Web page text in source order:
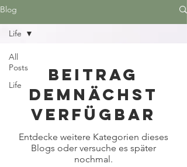
Blog
All
Posts
Life
Life
Beitrag
demnächst
verfügbar
Entdecke weitere Kategorien dieses
Blogs oder versuche es später
nochmal.